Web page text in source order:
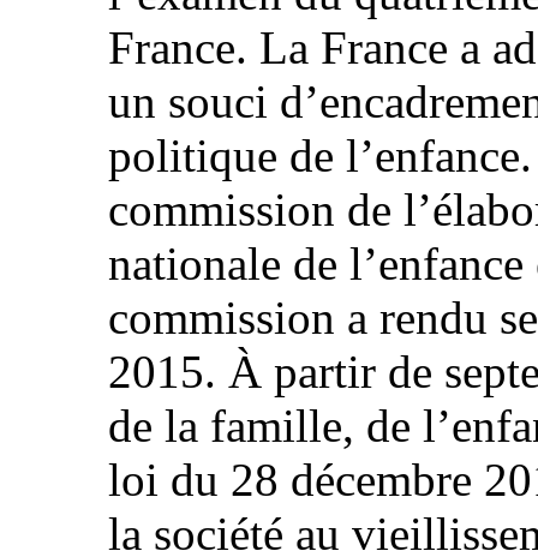
France. La France a
un souci
politique de
commission de
nationale de
commission a rendu
2015. À partir de
de la famille, de
loi du 28 décembre
la société au